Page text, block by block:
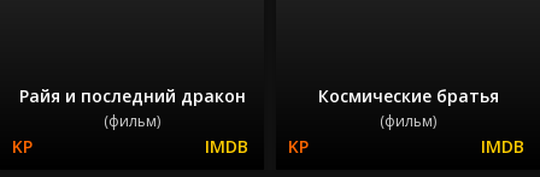
Райя и последний дракон
(фильм)
Космические братья
(фильм)